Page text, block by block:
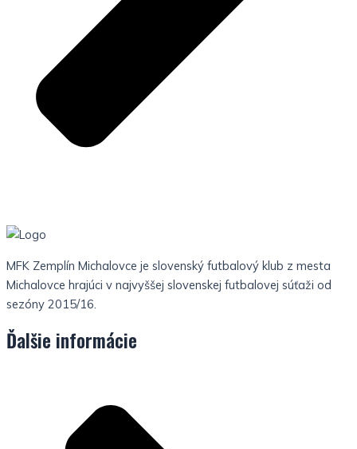
MFK Zemplín Michalovce je slovenský futbalový klub z mesta
Michalovce hrajúci v najvyššej slovenskej futbalovej súťaži od
sezóny 2015/16.
Ďalšie informácie